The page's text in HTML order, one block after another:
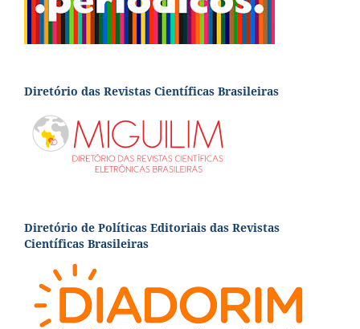
Diretório das Revistas Científicas Brasileiras
Diretório de Políticas Editoriais das Revistas
Científicas Brasileiras